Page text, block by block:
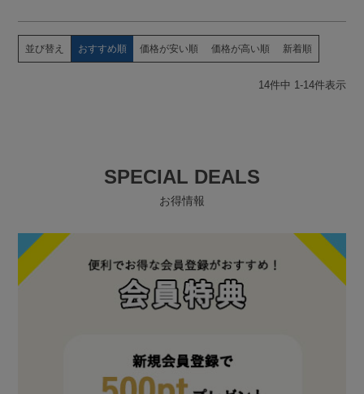
並び替え おすすめ順 価格が安い順 価格が高い順 新着順
14件中 1-14件表示
SPECIAL DEALS
お得情報